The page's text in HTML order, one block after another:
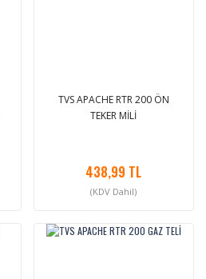
TVS APACHE RTR 200 ÖN
TEKER MİLİ
438,99 TL
(KDV Dahil)